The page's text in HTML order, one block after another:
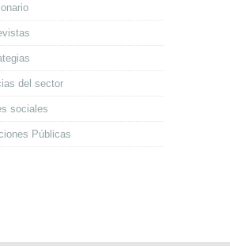
del sector
sociales
Públicas